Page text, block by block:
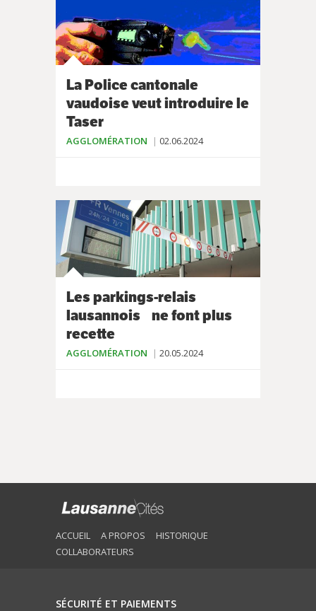
La Police cantonale
vaudoise veut introduire le
Taser
AGGLOMÉRATION 02.06.2024
Les parkings-relais
lausannois ne font plus
recette
AGGLOMÉRATION 20.05.2024
ACCUEIL A PROPOS
HISTORIQUE
COLLABORATEURS
SÉCURITÉ ET PAIEMENTS